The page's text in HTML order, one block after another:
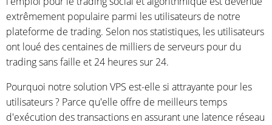
extrêmement populaire parmi les utilisateurs de notre
plateforme de trading. Selon nos statistiques, les utilisateurs
ont loué des centaines de milliers de serveurs pour du
trading sans faille et 24 heures sur 24.
Pourquoi notre solution VPS est-elle si attrayante pour les
utilisateurs ? Parce qu'elle offre de meilleurs temps
d'exécution des transactions en assurant une latence réseau